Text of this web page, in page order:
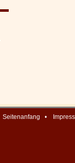
Seitenanfang •